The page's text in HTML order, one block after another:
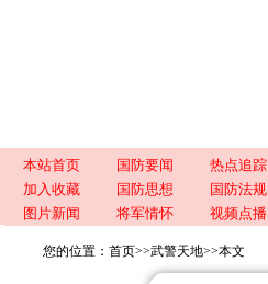
本站首页 国防要闻 热点追踪
加入收藏
国防思想 国防法规
图片新闻
将军情怀 视频点播
您的位置： 首页>>武警天地>>本文